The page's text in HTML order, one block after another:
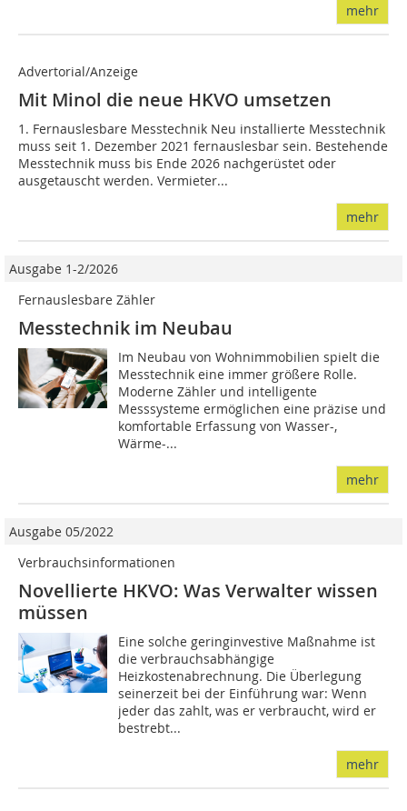
mehr
Advertorial/Anzeige
Mit Minol die neue HKVO umsetzen
1. Fernauslesbare Messtechnik Neu installierte Messtechnik
muss seit 1. Dezember 2021 fernauslesbar sein. Bestehende
Messtechnik muss bis Ende 2026 nachgerüstet oder
ausgetauscht werden. Vermieter...
mehr
Ausgabe 1-2/2026
Fernauslesbare Zähler
Messtechnik im Neubau
Im Neubau von Wohnimmobilien spielt die
Messtechnik eine immer größere Rolle.
Moderne Zähler und intelligente
Messsysteme ermöglichen eine präzise und
komfortable Erfassung von Wasser-,
Wärme-...
mehr
Ausgabe 05/2022
Verbrauchsinformationen
Novellierte HKVO: Was Verwalter wissen
müssen
Eine solche geringinvestive Maßnahme ist
die verbrauchsabhängige
Heizkostenabrechnung. Die Überlegung
seinerzeit bei der Einführung war: Wenn
jeder das zahlt, was er verbraucht, wird er
bestrebt...
mehr